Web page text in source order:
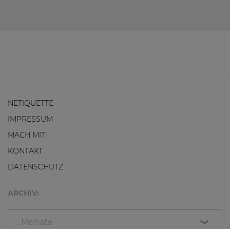
NETIQUETTE
IMPRESSUM
MACH MIT!
KONTAKT
DATENSCHUTZ
ARCHIV:
Monate